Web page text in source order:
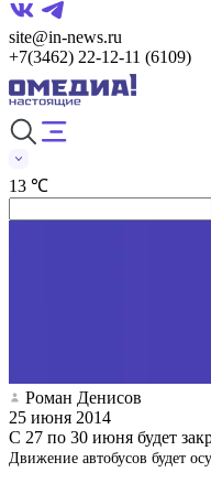
site@in-news.ru
+7(3462) 22-12-11 (6109)
13 ℃
Роман Денисов
25 июня 2014
С 27 по 30 июня будет
Движение автобусов будет